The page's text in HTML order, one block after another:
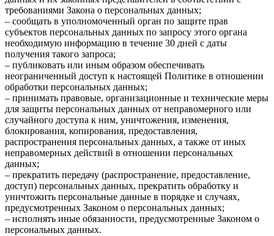
требованиями Закона о персональных данных;
– сообщать в уполномоченный орган по защите прав
субъектов персональных данных по запросу этого органа
необходимую информацию в течение 30 дней с даты
получения такого запроса;
– публиковать или иным образом обеспечивать
неограниченный доступ к настоящей Политике в отношении
обработки персональных данных;
– принимать правовые, организационные и технические меры
для защиты персональных данных от неправомерного или
случайного доступа к ним, уничтожения, изменения,
блокирования, копирования, предоставления,
распространения персональных данных, а также от иных
неправомерных действий в отношении персональных
данных;
– прекратить передачу (распространение, предоставление,
доступ) персональных данных, прекратить обработку и
уничтожить персональные данные в порядке и случаях,
предусмотренных Законом о персональных данных;
– исполнять иные обязанности, предусмотренные Законом о
персональных данных.